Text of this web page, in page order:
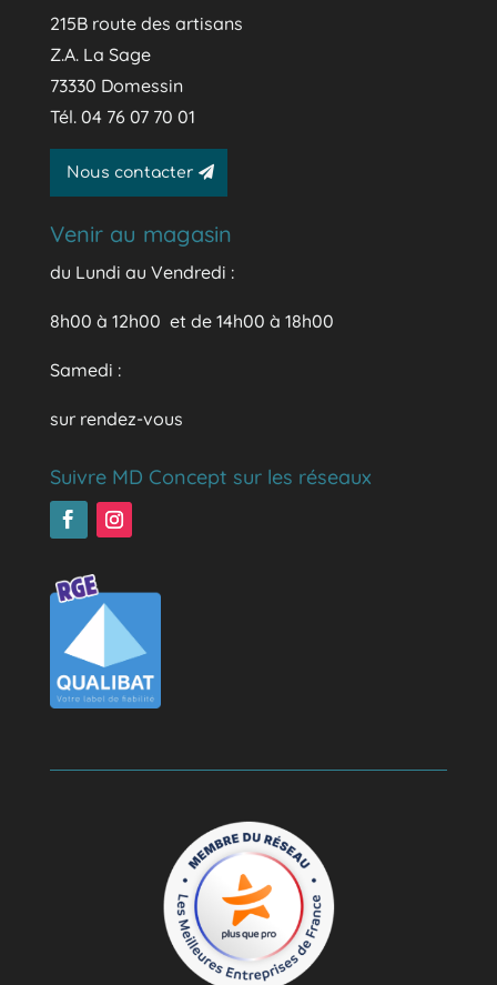
215B route des artisans
Z.A. La Sage
73330 Domessin
Tél. 04 76 07 70 01
Nous contacter
Venir au magasin
du Lundi au Vendredi :
8h00 à 12h00 et de 14h00 à 18h00
Samedi :
sur rendez-vous
Suivre MD Concept sur les réseaux